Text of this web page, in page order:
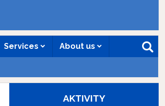
Services About us
AKTIVITY